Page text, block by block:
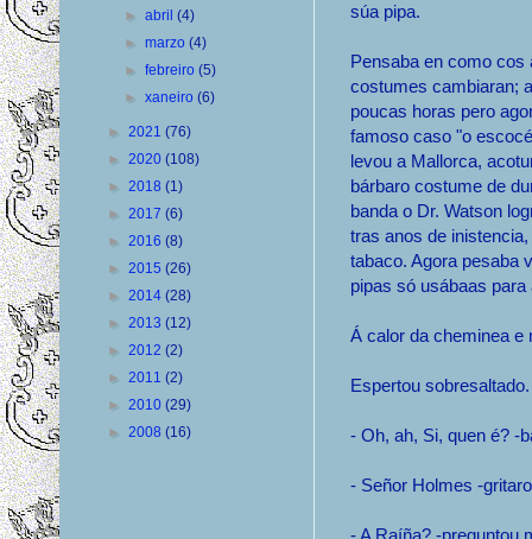
súa pipa.
Pensaba en como cos
costumes cambiaran;
poucas horas pero
famoso caso "o
levou a Mallorca,
bárbaro costume de
banda o Dr. Watson
tras anos de
tabaco. Agora pesaba
pipas só usábaas
Á calor da cheminea e
Espertou
- Oh, ah, Si, quen é? -
- Señor Holmes -
►abril(4)
►marzo(4)
►febreiro(5)
►xaneiro(6)
► 2021 (76)
► 2020 (108)
► 2018 (1)
► 2017 (6)
► 2016 (8)
► 2015 (26)
► 2014 (28)
► 2013 (12)
► 2012 (2)
► 2011 (2)
► 2010 (29)
► 2008 (16)